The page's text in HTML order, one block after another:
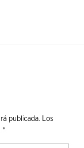
publicada.
Los
*